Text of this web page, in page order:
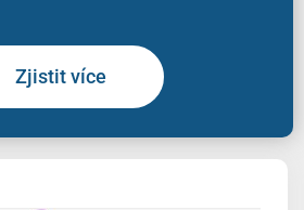
Zjistit více